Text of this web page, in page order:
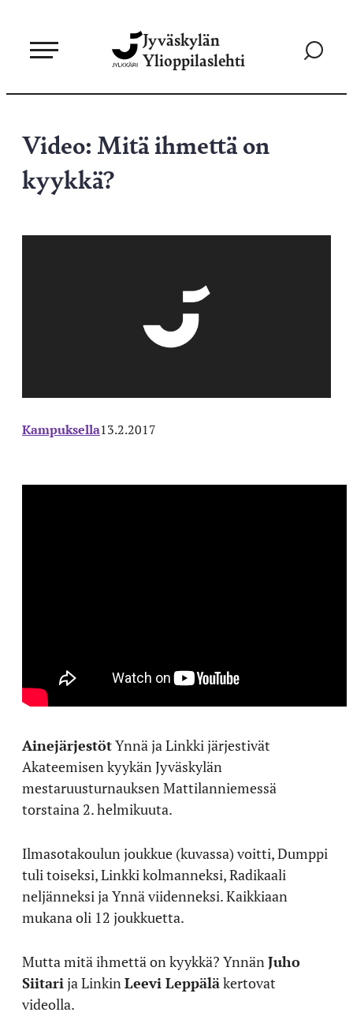
sisältöön
Jyväskylän
Ylioppilaslehti
Siirry
Video: Mitä ihmettä on
kyykkä?
Kampuksella13.2.2017
AinejärjestötYnnä ja Linkki järjestivät
Akateemisen kyykän Jyväskylän
mestaruusturnauksen Mattilanniemessä
torstaina 2. helmikuuta.
Ilmasotakoulun joukkue (kuvassa) voitti, Dumppi
tuli toiseksi, Linkki kolmanneksi, Radikaali
neljänneksi ja Ynnä viidenneksi. Kaikkiaan
mukana oli 12 joukkuetta.
Mutta mitä ihmettä on kyykkä? Ynnän Juho
Siitari ja Linkin Leevi Leppäläkertovat
videolla.